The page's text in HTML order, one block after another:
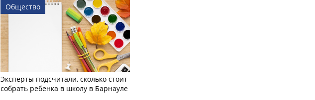
Общество
Эксперты подсчитали, сколько стоит
собрать ребенка в школу в Барнауле